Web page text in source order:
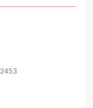
2453